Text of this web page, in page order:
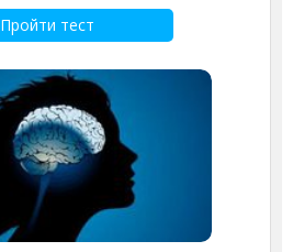
Пройти тест